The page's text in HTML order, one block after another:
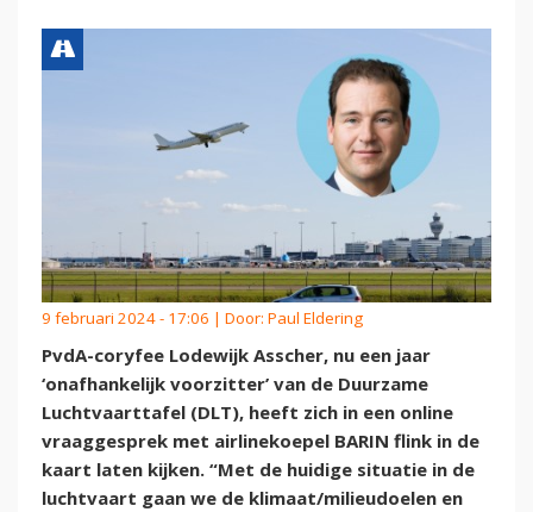
9 februari 2024 - 17:06 | Door: Paul Eldering
PvdA-coryfee Lodewijk Asscher, nu een jaar
‘onafhankelijk voorzitter’ van de Duurzame
Luchtvaarttafel (DLT), heeft zich in een online
vraaggesprek met airlinekoepel BARIN flink in de
kaart laten kijken. “Met de huidige situatie in de
luchtvaart gaan we de klimaat/milieudoelen en